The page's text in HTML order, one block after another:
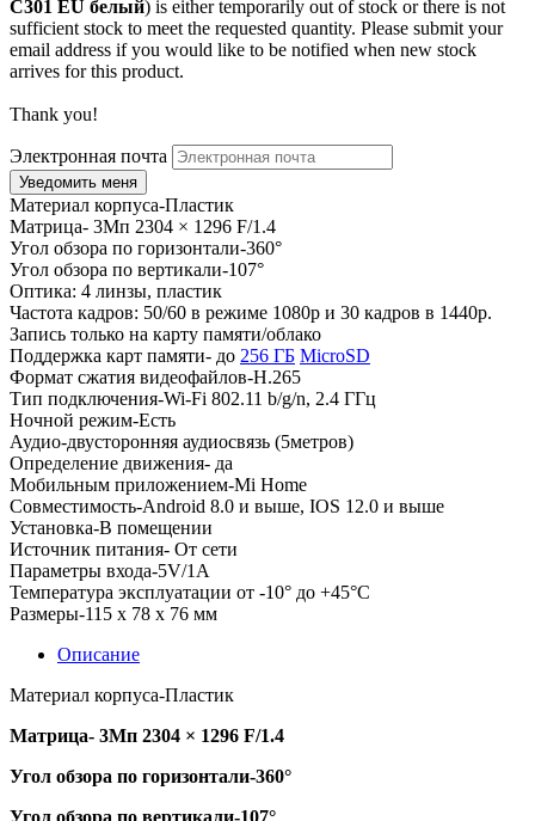
C301 EU белый) is either temporarily out of stock or there is not
sufficient stock to meet the requested quantity. Please submit your
email address if you would like to be notified when new stock
arrives for this product.
Thank you!
Электронная почта
Материал корпуса-Пластик
Матрица- 3Мп 2304 × 1296 F/1.4
Угол обзора по горизонтали-360°
Угол обзора по вертикали-107°
Оптика: 4 линзы, пластик
Частота кадров: 50/60 в режиме 1080p и 30 кадров в 1440p.
Запись только на карту памяти/облако
Поддержка карт памяти- до 256 ГБ MicroSD
Формат сжатия видеофайлов-H.265
Тип подключения-Wi-Fi 802.11 b/g/n, 2.4 ГГц
Ночной режим-Есть
Аудио-двусторонняя аудиосвязь (5метров)
Определение движения- да
Мобильным приложением-Mi Home
Совместимость-Android 8.0 и выше, IOS 12.0 и выше
Установка-В помещении
Источник питания- От сети
Параметры входа-5V/1A
Температура эксплуатации от -10° до +45°С
Размеры-115 x 78 x 76 мм
Описание
Материал корпуса-Пластик
Матрица- 3Мп 2304 × 1296 F/1.4
Угол обзора по горизонтали-360°
Угол обзора по вертикали-107°